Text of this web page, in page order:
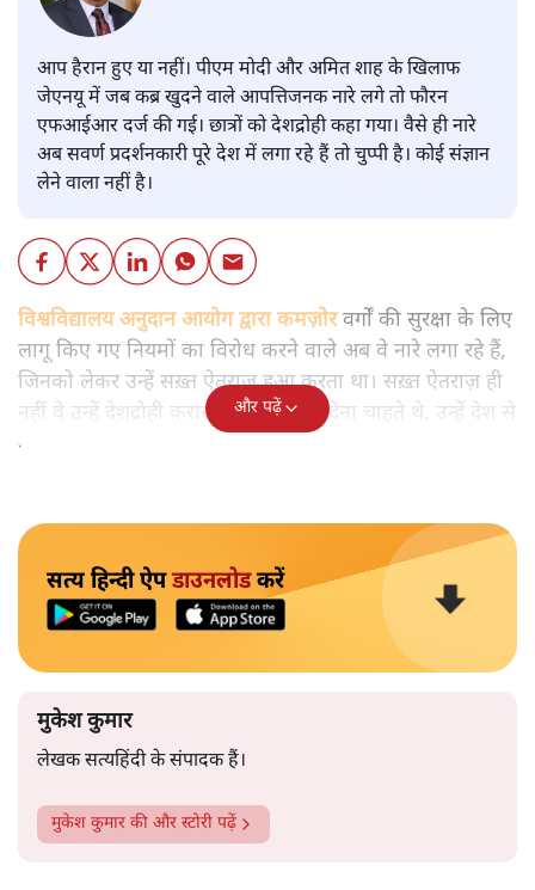
आप हैरान हुए या नहीं। पीएम मोदी और अमित शाह के खिलाफ
जेएनयू में जब कब्र खुदने वाले आपत्तिजनक नारे लगे तो फौरन
एफआईआर दर्ज की गई। छात्रों को देशद्रोही कहा गया। वैसे ही नारे
अब सवर्ण प्रदर्शनकारी पूरे देश में लगा रहे हैं तो चुप्पी है। कोई संज्ञान
लेने वाला नहीं है।
विश्वविद्यालय अनुदान आयोग द्वारा कमज़ोरवर्गों की सुरक्षा के लिए
लागू किए गए नियमों का विरोध करने वाले अब वे नारे लगा रहे हैं,
जिनको लेकर उन्हें सख़्त ऐतराज़ हुआ करता था। सख़्त ऐतराज़ ही
नहीं वे उन्हें देशद्रोही करार देकर जेल भेज देना चाहते थे, उन्हें देश से
बाहर चले जाने को कह रहे थे।
और पढ़ें
सत्य हिन्दी ऐपडाउनलोडकरें
मुकेश कुमार
लेखक सत्यहिंदी के संपादक हैं।
मुकेश कुमार की और स्टोरी पढ़ें